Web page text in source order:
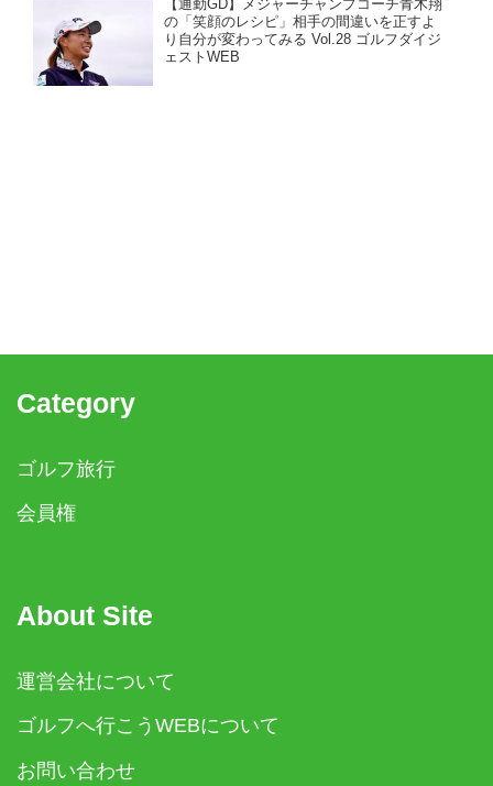
【通勤GD】メジャーチャンプコーチ青木翔
の「笑顔のレシピ」相手の間違いを正すよ
り自分が変わってみる Vol.28 ゴルフダイジ
ェストWEB
Category
ゴルフ旅行
会員権
About Site
運営会社について
ゴルフへ行こうWEBについて
お問い合わせ